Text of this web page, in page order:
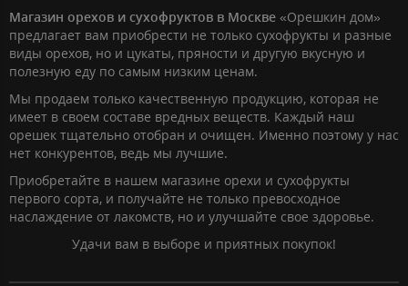
Магазин орехов и сухофруктов в Москве «Орешкин дом»
предлагает вам приобрести не только сухофрукты и разные
виды орехов, но и цукаты, пряности и другую вкусную и
полезную еду по самым низким ценам.
Мы продаем только качественную продукцию, которая не
имеет в своем составе вредных веществ. Каждый наш
орешек тщательно отобран и очищен. Именно поэтому у нас
нет конкурентов, ведь мы лучшие.
Приобретайте в нашем магазине орехи и сухофрукты
первого сорта, и получайте не только превосходное
наслаждение от лакомств, но и улучшайте свое здоровье.
Удачи вам в выборе и приятных покупок!